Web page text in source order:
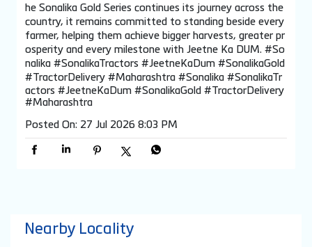
he Sonalika Gold Series continues its journey across the
country, it remains committed to standing beside every
farmer, helping them achieve bigger harvests, greater pr
osperity and every milestone with Jeetne Ka DUM. #So
nalika #SonalikaTractors #JeetneKaDum #SonalikaGold
#TractorDelivery #Maharashtra #Sonalika #SonalikaTr
actors #JeetneKaDum #SonalikaGold #TractorDelivery
#Maharashtra
Posted On: 27 Jul 2026 8:03 PM
Nearby Locality